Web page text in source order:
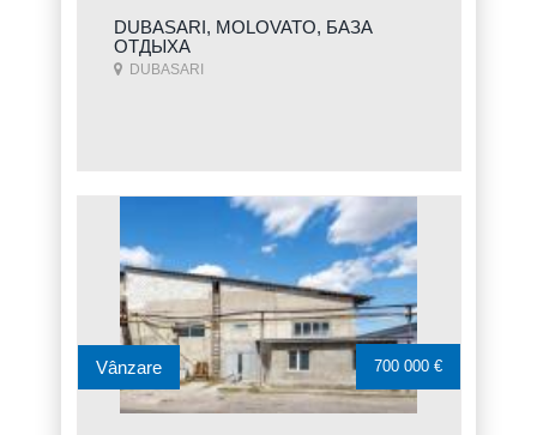
DUBASARI, MOLOVATO, БАЗА
ОТДЫХА
DUBASARI
Vânzare 700 000 €